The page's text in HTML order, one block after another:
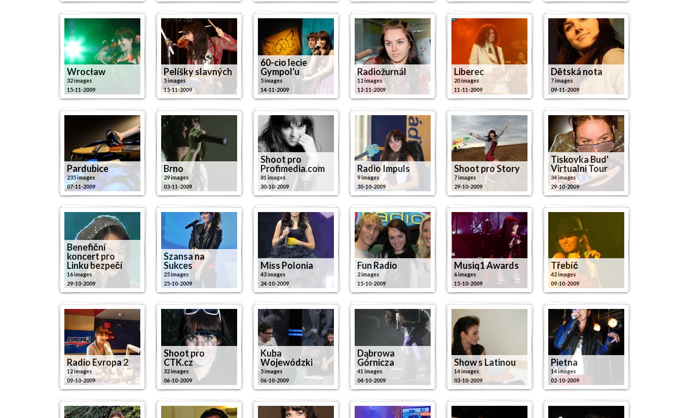
Wrocław
32 images
15-11-2009
Pelíšky slavných
5 images
15-11-2009
60-cio lecie
Gympol'u
5 images
14-11-2009
Radiožurnál
12 images
12-11-2009
Liberec
20 images
11-11-2009
Dětská nota
7 images
09-11-2009
Pardubice
235 images
07-11-2009
Brno
29 images
03-11-2009
Shoot pro
Profimedia.com
81 images
30-10-2009
Radio Impuls
9 images
30-10-2009
Shoot pro Story
7 images
29-10-2009
Tiskovka Bud'
Virtualni Tour
34 images
29-10-2009
Benefiční
koncert pro
Linku bezpečí
16 images
29-10-2009
Szansa na
Sukces
25 images
25-10-2009
Miss Polonia
43 images
24-10-2009
Fun Radio
2 images
15-10-2009
Musiq1 Awards
6 images
15-10-2009
Třebíč
42 images
09-10-2009
Radio Evropa 2
12 images
09-10-2009
Shoot pro
CTK.cz
32 images
06-10-2009
Kuba
Wojewódzki
5 images
06-10-2009
Dąbrowa
Górnicza
41 images
04-10-2009
Show s Latinou
14 images
03-10-2009
Pietna
14 images
02-10-2009